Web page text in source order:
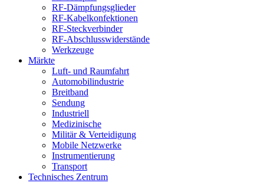
RF-Dämpfungsglieder
RF-Kabelkonfektionen
RF-Steckverbinder
RF-Abschlusswiderstände
Werkzeuge
Märkte
Luft- und Raumfahrt
Automobilindustrie
Breitband
Sendung
Industriell
Medizinische
Militär & Verteidigung
Mobile Netzwerke
Instrumentierung
Transport
Technisches Zentrum